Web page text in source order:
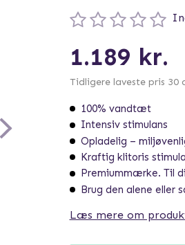
1.189 kr.
Tidligere laveste pris 30
100% vandtæt
Intensiv stimulans
Opladelig –
Kraftig klitoris
Premiummærke. Til
Brug den alene eller
Læs mere om